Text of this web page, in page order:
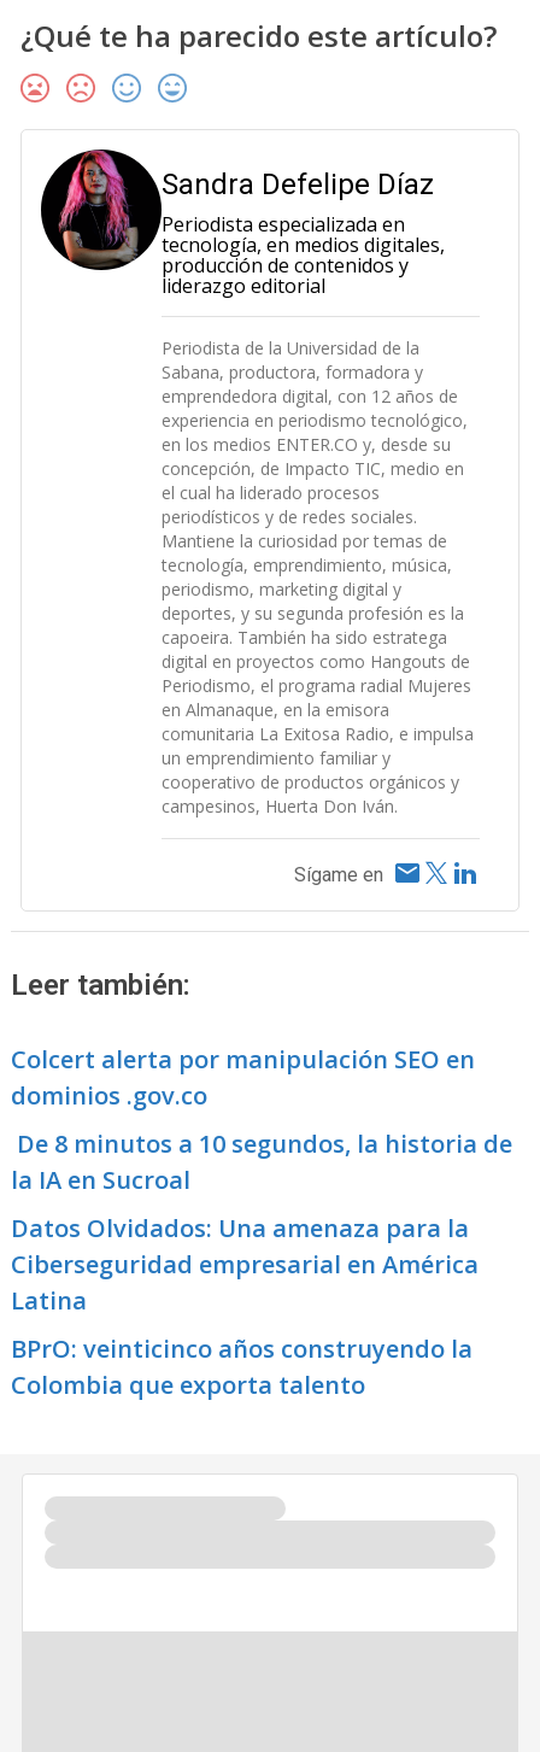
¿Qué te ha parecido este artículo?
Sandra Defelipe Díaz
Periodista especializada en
tecnología, en medios digitales,
producción de contenidos y
liderazgo editorial
Periodista de la Universidad de la
Sabana, productora, formadora y
emprendedora digital, con 12 años de
experiencia en periodismo tecnológico,
en los medios ENTER.CO y, desde su
concepción, de Impacto TIC, medio en
el cual ha liderado procesos
periodísticos y de redes sociales.
Mantiene la curiosidad por temas de
tecnología, emprendimiento, música,
periodismo, marketing digital y
deportes, y su segunda profesión es la
capoeira. También ha sido estratega
digital en proyectos como Hangouts de
Periodismo, el programa radial Mujeres
en Almanaque, en la emisora
comunitaria La Exitosa Radio, e impulsa
un emprendimiento familiar y
cooperativo de productos orgánicos y
campesinos, Huerta Don Iván.
Sígame en
Leer también:
Colcert alerta por manipulación SEO en
dominios .gov.co
De 8 minutos a 10 segundos, la historia de
la IA en Sucroal
Datos Olvidados: Una amenaza para la
Ciberseguridad empresarial en América
Latina
BPrO: veinticinco años construyendo la
Colombia que exporta talento